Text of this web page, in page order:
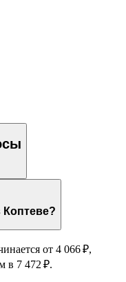
в отеле в Коптеве?
от 4 066 ₽,
в 7 472 ₽.